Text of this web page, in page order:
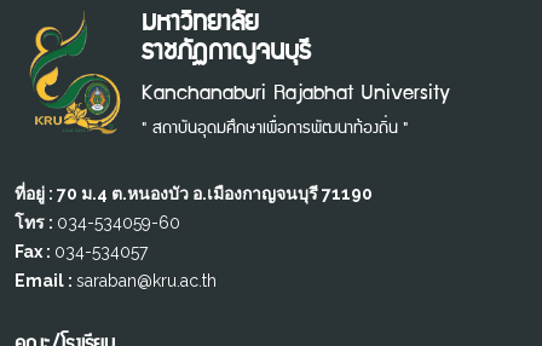
มหาวิทยาลัย
ราชภัฏกาญจนบุรี
Kanchanaburi Rajabhat University
" สถาบันอุดมศึกษาเพื่อการพัฒนาท้องถิ่น "
ที่อยู่ : 70 ม.4 ต.หนองบัว อ.เมืองกาญจนบุรี 71190
โทร : 034-534059-60
Fax : 034-534057
Email : saraban@kru.ac.th